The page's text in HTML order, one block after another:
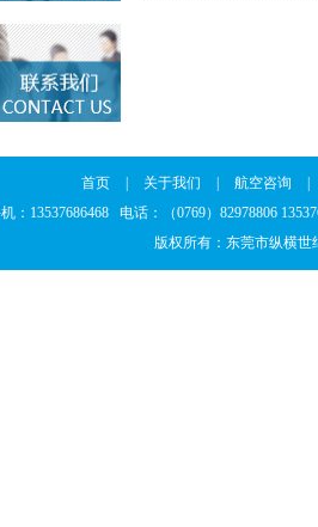
首页 关于我们 航空咨询
：13537686468 电话：（0769）82978806
版权所有：东莞市纵横